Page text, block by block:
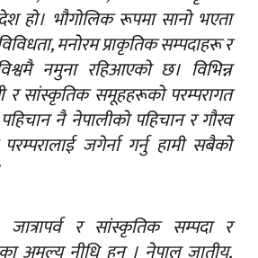
हो। भौगोलिक रूपमा सानो भएता
मनोरम प्राकृतिक सम्पदाहरू र
नमुना रहिआएको छ। विभिन्न
र सांस्कृतिक समूहहरूको परम्परागत
नै नेपालीको पहिचान र गौरव
जगेर्ना गर्नु हामी सबैको
र सांस्कृतिक सम्पदा र